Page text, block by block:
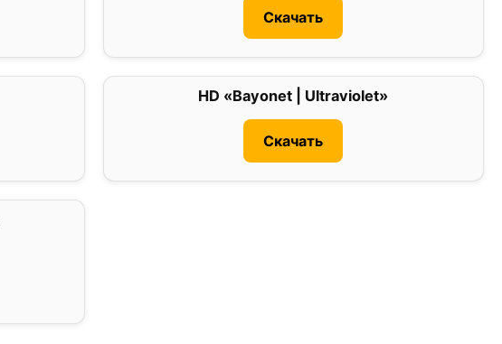
Скачать
HD «Bayonet | Ultraviolet»
Скачать